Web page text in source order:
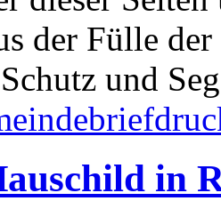
der Fülle
und
in